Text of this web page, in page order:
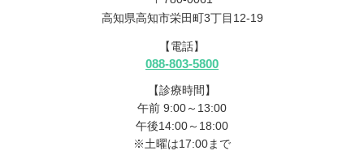
高知県高知市栄田町3丁目12-19
【電話】
088-803-5800
【診療時間】
午前 9:00～13:00
午後14:00～18:00
※土曜は17:00まで